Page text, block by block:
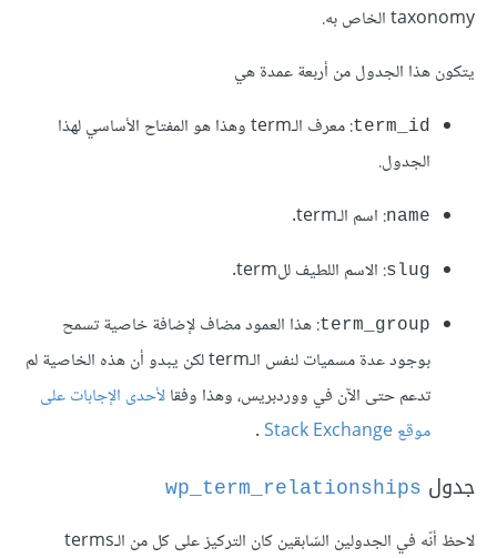
taxonomy الخاص به.
يتكون هذا الجدول من أربعة عمدة هي
term_id
: معرف الـterm وهذا هو المفتاح الأساسي لهذا
الجدول.
name: اسم الـterm.
slug: الاسم اللطيف للterm.
term_group: هذا العمود مضاف لإضافة خاصية تسمح
بوجود عدة مسميات لنفس الـterm لكن يبدو أن هذه الخاصية لم
تدعم حتى الآن في ووردبريس، وهذا وفقالأحدى الإجابات على
موقعStack Exchange
.
جدول wp_term_relationships
لاحظ أنّه في الجدولين السّابقين كان التركيز على كل من الـterms